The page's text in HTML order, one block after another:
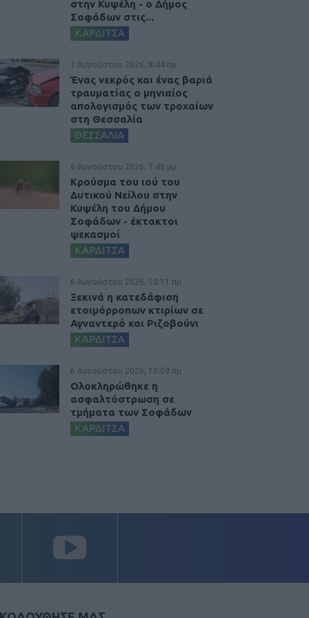
στην Κυψέλη - ο Δήμος
Σοφάδων στις...
ΚΑΡΔΙΤΣΑ
7 Αυγούστου 2026, 8:44 πμ
Ένας νεκρός και ένας βαριά
τραυματίας ο μηνιαίος
απολογισμός των τροχαίων
στη Θεσσαλία
ΘΕΣΣΑΛΙΑ
6 Αυγούστου 2026, 7:48 μμ
Κρούσμα του ιού του
Δυτικού Νείλου στην
Κυψέλη του Δήμου
Σοφάδων - έκτακτοι
ψεκασμοί
ΚΑΡΔΙΤΣΑ
6 Αυγούστου 2026, 10:11 πμ
Ξεκινά η κατεδάφιση
ετοιμόρροπων κτιρίων σε
Αγναντερό και Ριζοβούνι
ΚΑΡΔΙΤΣΑ
6 Αυγούστου 2026, 10:09 πμ
Ολοκληρώθηκε η
ασφαλτόστρωση σε
τμήματα των Σοφάδων
ΚΑΡΔΙΤΣΑ